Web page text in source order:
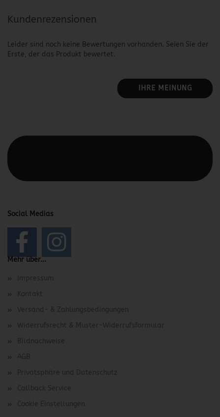
Kundenrezensionen
Leider sind noch keine Bewertungen vorhanden. Seien Sie der
Erste, der das Produkt bewertet.
IHRE MEINUNG
Social Medias
Mehr über...
Impressum
Kontakt
Versand- & Zahlungsbedingungen
Widerrufsrecht & Muster-Widerrufsformular
Bildnachweise
AGB
Privatsphäre und Datenschutz
Callback Service
Cookie Einstellungen